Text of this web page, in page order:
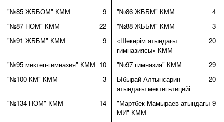
"№85 ЖББОМ" КММ 9 "№86 ЖББМ" КММ
4
"№87 НОМ" КММ
22 "№88 ЖББМ" КММ
3
"№91 ЖББМ" КММ
9
«Шәкәрім атындағы
гимназиясы» КММ
20
"№95 мектеп-гимназия" КММ 10 "№97 гимназия" КММ
29
"№100 КМ" КММ
3
Ыбырай Алтынсарин
атындағы мектеп-лицейі
20
"№134 НОМ" КММ 14
"Мартбек Мамыраев атындағы
МИ" КММ
9